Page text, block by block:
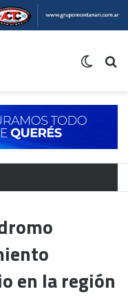
en la región